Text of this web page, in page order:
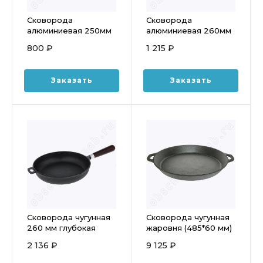
Сковорода
алюминиевая 250мм
антипригарная Scovo
800 ₽
Заказать
Сковорода
алюминиевая 260мм
съемной ручкой
1 215 ₽
Заказать
Сковорода чугунная
260 мм глубокая
ручка 03226
2 136 ₽
Сковорода чугунная
жаровня (485*60 мм)
9 125 ₽